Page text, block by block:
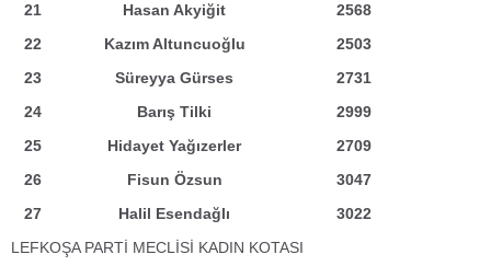
21
Hasan Akyiğit
2568
22
Kazım Altuncuoğlu
2503
23
Süreyya Gürses
2731
24
Barış Tilki
2999
25
Hidayet Yağızerler
2709
26
Fisun Özsun
3047
27
Halil Esendağlı
3022
LEFKOŞA PARTİ MECLİSİ KADIN KOTASI